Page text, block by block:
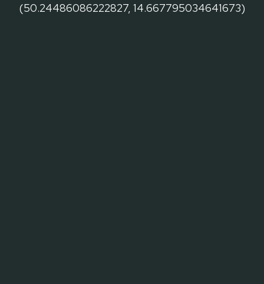
(50.24486086222827, 14.667795034641673)